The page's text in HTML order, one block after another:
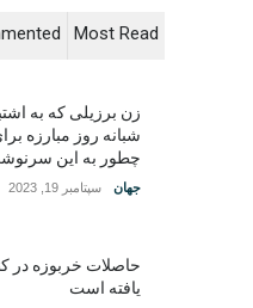
Most Read
شبانه روز مبارزه
چطور به این
جهان سپتامبر 19, 2023
یافته است